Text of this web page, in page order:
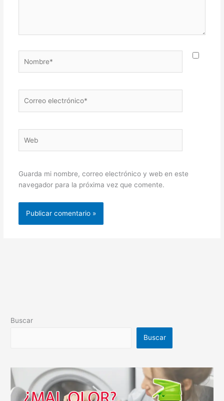
electrónico*
Guarda mi nombre, correo electrónico y web en este
navegador para la próxima vez que comente.
Buscar
Buscar